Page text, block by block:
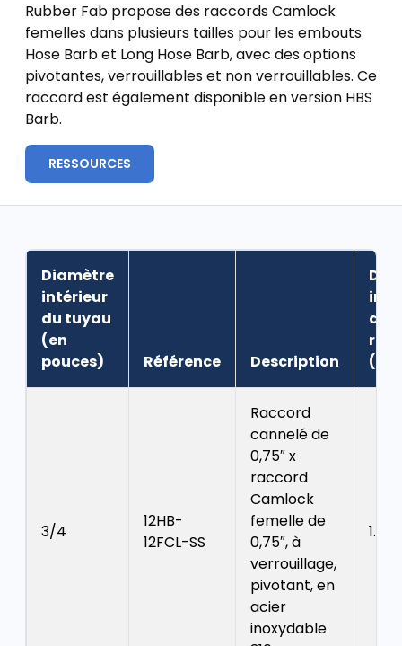
Rubber Fab propose des raccords Camlock
femelles dans plusieurs tailles pour les embouts
Hose Barb et Long Hose Barb, avec des options
pivotantes, verrouillables et non verrouillables. Ce
raccord est également disponible en version HBS
Barb.
RESSOURCES
Diamètre
intérieur
du tuyau
(en
pouces)
Référence Description
du
3/4
12HB-
12FCL-SS
Raccord
cannelé de
0,75″ x
raccord
Camlock
femelle de
0,75″, à
verrouillage,
pivotant, en
acier
inoxydable
1.30